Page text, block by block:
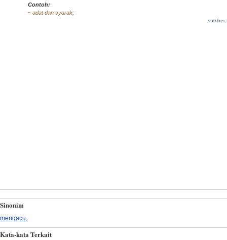
Contoh:
~ adat dan syarak;
Sinonim
mengacu
Kata-kata Terkait